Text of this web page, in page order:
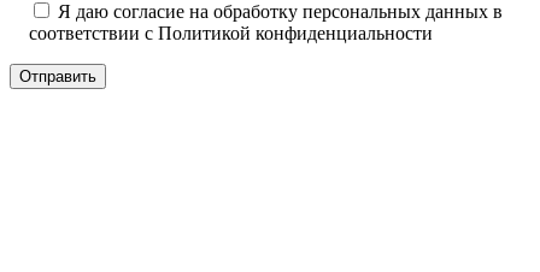
Я даю согласие на обработку персональных данных в
соответствии с Политикой конфиденциальности